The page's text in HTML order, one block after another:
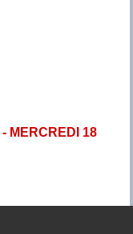
MERCREDI 18